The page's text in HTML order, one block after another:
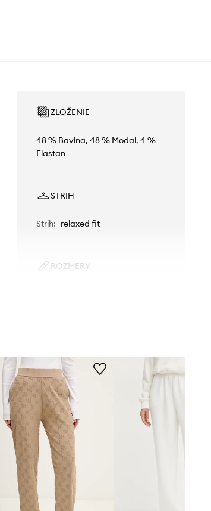
ZLOŽENIE
48 % Bavlna, 48 % Modal, 4 %
Elastan
STRIH
Strih: relaxed fit
ROZMERY